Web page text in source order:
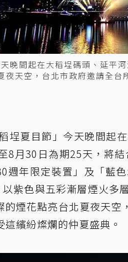
晚間起在大稻埕碼頭、延平
夜天空，台北市政府邀請全
埕夏目節」今天晚間起
8月30日為期25天，將
週年限定裝置」及「藍
紫色與五彩漸層煙火多
的煙花點亮台北夏夜天
這繽紛燦爛的仲夏盛典。